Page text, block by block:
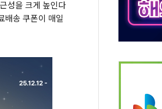
인고속도로서 차량 4대 연쇄 추돌…7세 남아 등 4명
가 먼저 알아채고 고친다"…LG유플러스, AI 홈네
성을 크게 높인다
배송 쿠폰이 매일